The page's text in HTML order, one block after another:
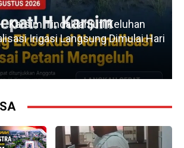
Karsim Tindaklanjuti Keluhan
Irigasi Langsung Dimulai Hari